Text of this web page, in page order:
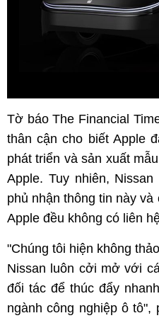
Tờ báo The Financial
thân cận cho biết Apple
phát triển và sản xuất
Apple. Tuy nhiên,
phủ nhận thông tin này
Apple đều không có liên
"Chúng tôi hiện không
Nissan luôn cởi mở với
đối tác để thúc đẩy
ngành công nghiệp ô tô",